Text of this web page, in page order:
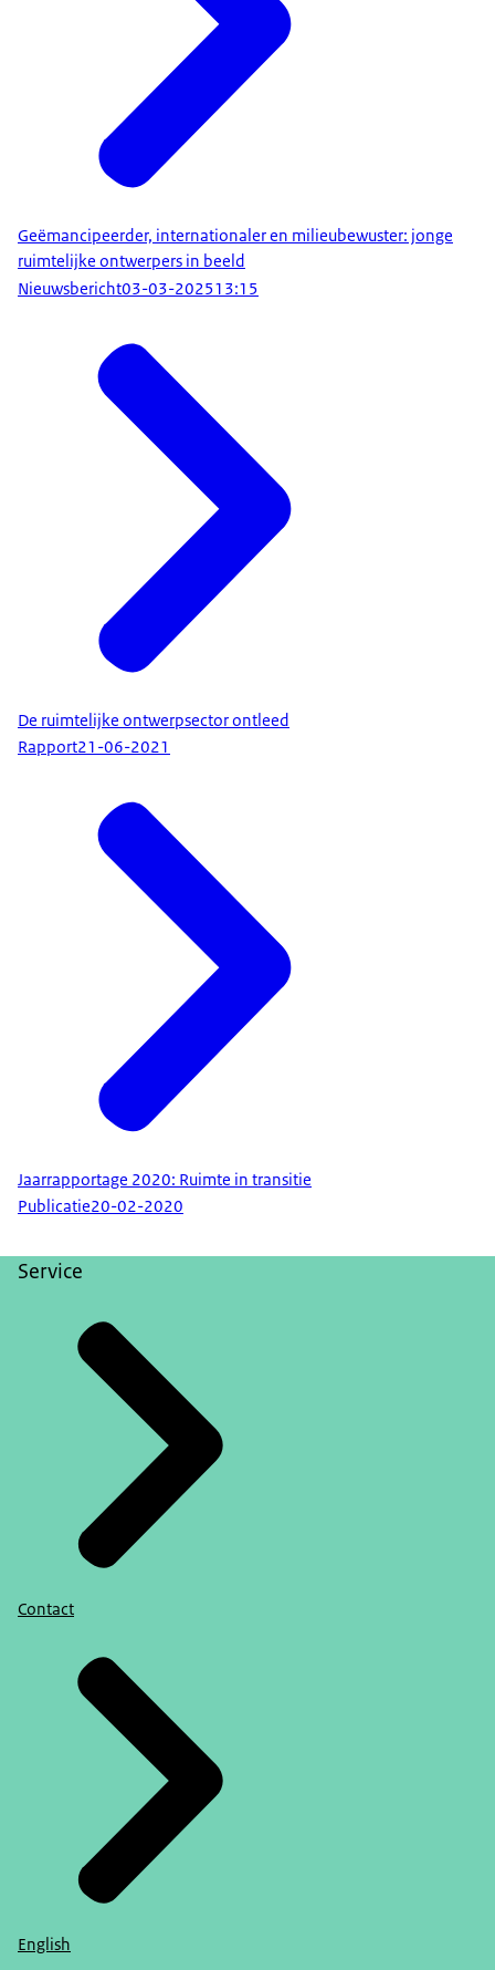
Geëmancipeerder, internationaler en milieubewuster: jonge
ruimtelijke ontwerpers in beeld
Nieuwsbericht03-03-202513:15
De ruimtelijke ontwerpsector ontleed
Rapport21-06-2021
Jaarrapportage 2020: Ruimte in transitie
Publicatie20-02-2020
Service
Contact
English